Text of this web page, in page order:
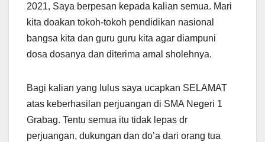
2021, Saya berpesan kepada kalian semua. Mari
kita doakan tokoh-tokoh pendidikan nasional
bangsa kita dan guru guru kita agar diampuni
dosa dosanya dan diterima amal sholehnya.
Bagi kalian yang lulus saya ucapkan SELAMAT
atas keberhasilan perjuangan di SMA Negeri 1
Grabag. Tentu semua itu tidak lepas dr
perjuangan, dukungan dan do’a dari orang tua